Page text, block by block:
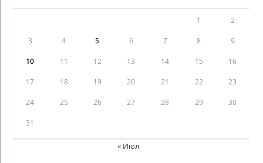
1 2
3 4 5 6 7 8 9
10 11 12 13 14 15 16
17 18 19 20 21 22 23
24 25 26 27 28 29 30
31
« Июл